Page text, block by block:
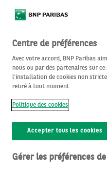
Donnez du​ ​
épargne
Savez-vous que vous
épargne pour vos projets
votre retraite, tout en
Centre de préférences
Avec votre accord, BNP Paribas
nous ou par des partenaires sur
l'installation de cookies non
retiré à tout moment.
Politique des cookies
Accepter tous les cookies
Gérer les préférences